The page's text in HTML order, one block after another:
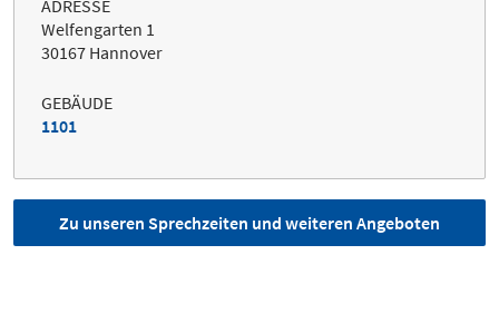
ADRESSE
Welfengarten 1
30167 Hannover
GEBÄUDE
1101
Zu unseren Sprechzeiten und weiteren Angeboten